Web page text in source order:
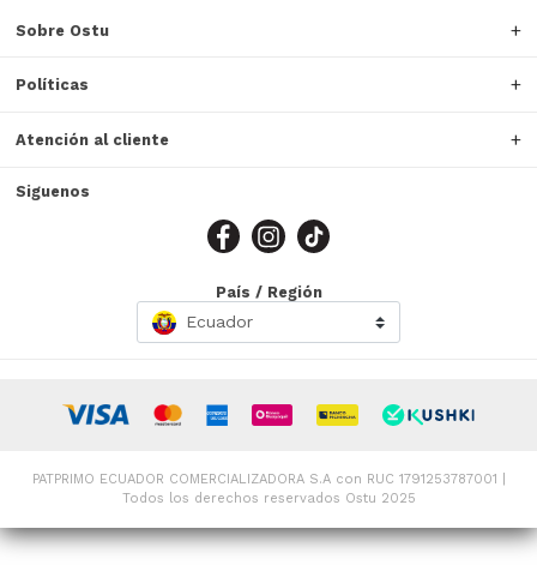
Sobre Ostu
Políticas
Atención al cliente
Siguenos
País / Región
Ecuador
PATPRIMO ECUADOR COMERCIALIZADORA S.A con RUC 1791253787001 |
Todos los derechos reservados Ostu 2025